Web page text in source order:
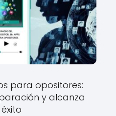
para opositores:
y alcanza